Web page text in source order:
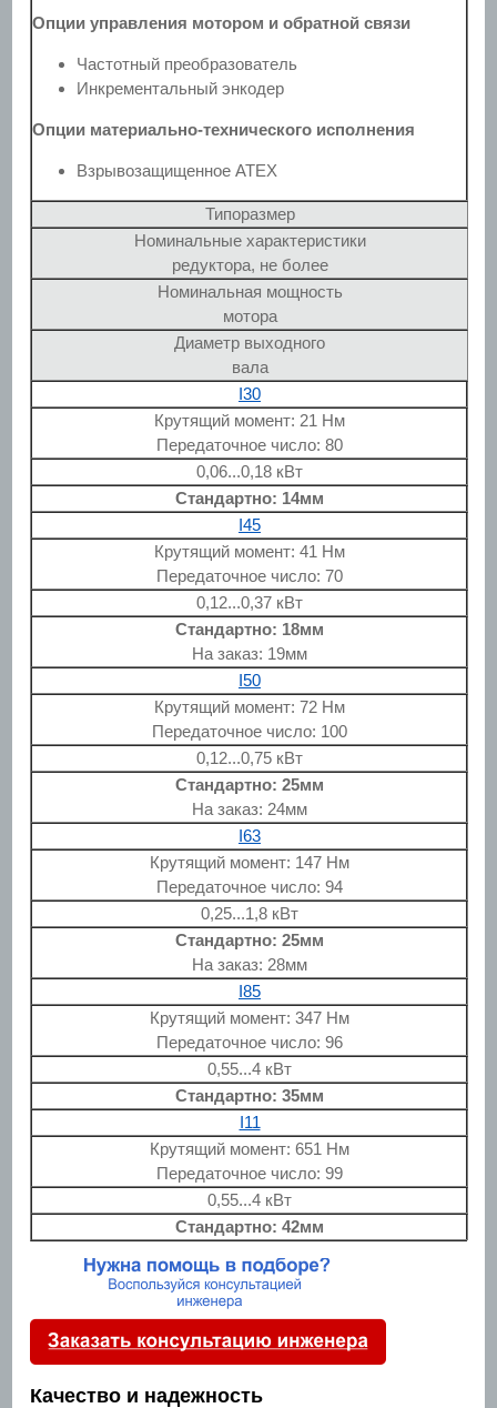
Опции управления мотором и обратной связи
Частотный преобразователь
Инкрементальный энкодер
Опции материально-технического исполнения
Взрывозащищенное ATEX
Типоразмер
Номинальные характеристики
редуктора, не более
Номинальная мощность
мотора
Диаметр выходного
вала
I30
Крутящий момент: 21 Нм
Передаточное число: 80
0,06...0,18 кВт
Стандартно: 14мм
I45
Крутящий момент: 41 Нм
Передаточное число: 70
0,12...0,37 кВт
Стандартно: 18мм
На заказ: 19мм
I50
Крутящий момент: 72 Нм
Передаточное число: 100
0,12...0,75 кВт
Стандартно: 25мм
На заказ: 24мм
I63
Крутящий момент: 147 Нм
Передаточное число: 94
0,25...1,8 кВт
Стандартно: 25мм
На заказ: 28мм
I85
Крутящий момент: 347 Нм
Передаточное число: 96
0,55...4 кВт
Стандартно: 35мм
I11
Крутящий момент: 651 Нм
Передаточное число: 99
0,55...4 кВт
Стандартно: 42мм
Качество и надежность